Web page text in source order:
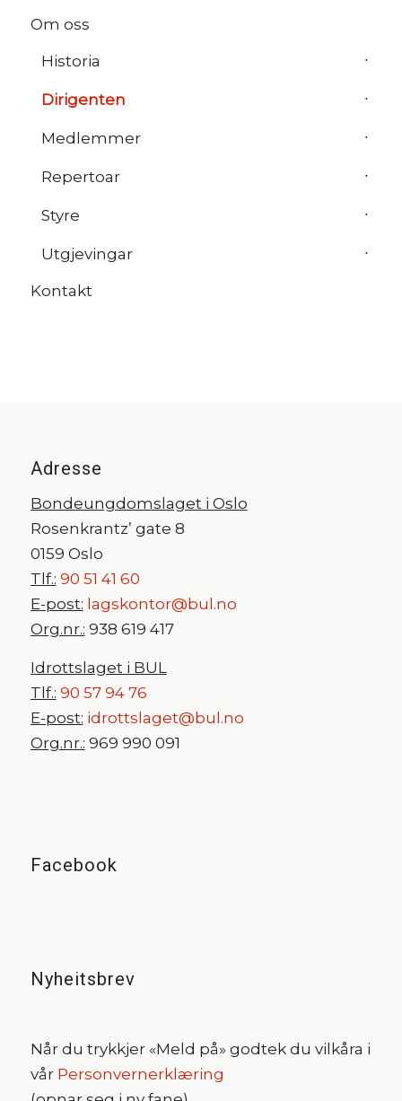
Om oss
Historia
Dirigenten
Medlemmer
Repertoar
Styre
Utgjevingar
Kontakt
Adresse
Bondeungdomslaget i Oslo
Rosenkrantz’ gate 8
0159 Oslo
Tlf.: 90 51 41 60
E-post: lagskontor@bul.no
Org.nr.: 938 619 417
Idrottslaget i BUL
Tlf.: 90 57 94 76
E-post: idrottslaget@bul.no
Org.nr.: 969 990 091
Facebook
Nyheitsbrev
Når du trykkjer «Meld på» godtek du vilkåra i
vår Personvernerklæring